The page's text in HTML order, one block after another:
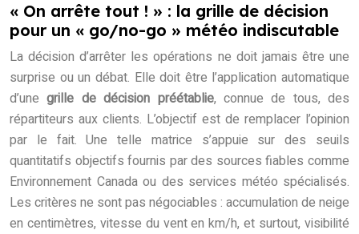
« On arrête tout ! » : la grille de décision
pour un « go/no-go » météo indiscutable
La décision d’arrêter les opérations ne doit jamais être une
surprise ou un débat. Elle doit être l’application automatique
d’unegrille de décision préétablie, connue de tous, des
répartiteurs aux clients. L’objectif est de remplacer l’opinion
par le fait. Une telle matrice s’appuie sur des seuils
quantitatifs objectifs fournis par des sources fiables comme
Environnement Canada ou des services météo spécialisés.
Les critères ne sont pas négociables : accumulation de neige
en centimètres, vitesse du vent en km/h, et surtout, visibilité